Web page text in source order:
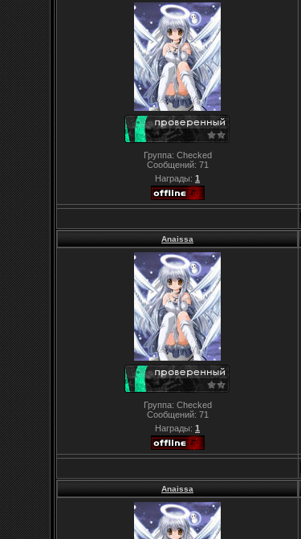
Группа: Checked
Сообщений: 71
Награды: 1
Anaissa
Группа: Checked
Сообщений: 71
Награды: 1
Anaissa